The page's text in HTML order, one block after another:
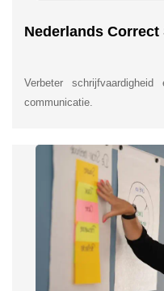
Nederlands Correct
Verbeter
communicatie.